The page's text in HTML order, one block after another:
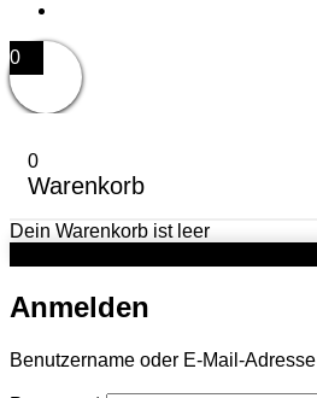
0
0
Warenkorb
Dein Warenkorb ist leer
Anmelden
Benutzername oder E-Mail-Adresse